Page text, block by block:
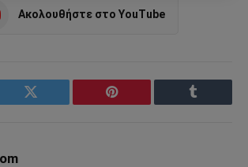
Ακολουθήστε στο YouTube
Twitter Pinterest Tumblr